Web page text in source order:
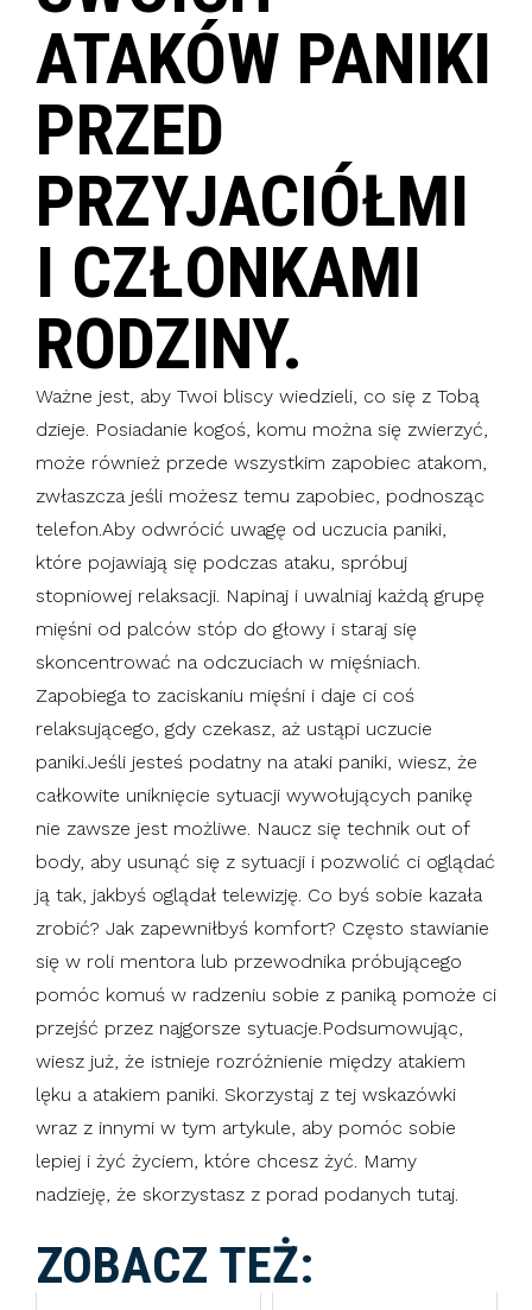
ATAKÓW PANIKI
PRZED
PRZYJACIÓŁMI
I CZŁONKAMI
RODZINY.
Ważne jest, aby Twoi bliscy wiedzieli, co się z Tobą
dzieje. Posiadanie kogoś, komu można się zwierzyć,
może również przede wszystkim zapobiec atakom,
zwłaszcza jeśli możesz temu zapobiec, podnosząc
telefon.Aby odwrócić uwagę od uczucia paniki,
które pojawiają się podczas ataku, spróbuj
stopniowej relaksacji. Napinaj i uwalniaj każdą grupę
mięśni od palców stóp do głowy i staraj się
skoncentrować na odczuciach w mięśniach.
Zapobiega to zaciskaniu mięśni i daje ci coś
relaksującego, gdy czekasz, aż ustąpi uczucie
paniki.Jeśli jesteś podatny na ataki paniki, wiesz, że
całkowite uniknięcie sytuacji wywołujących panikę
nie zawsze jest możliwe. Naucz się technik out of
body, aby usunąć się z sytuacji i pozwolić ci oglądać
ją tak, jakbyś oglądał telewizję. Co byś sobie kazała
zrobić? Jak zapewniłbyś komfort? Często stawianie
się w roli mentora lub przewodnika próbującego
pomóc komuś w radzeniu sobie z paniką pomoże ci
przejść przez najgorsze sytuacje.Podsumowując,
wiesz już, że istnieje rozróżnienie między atakiem
lęku a atakiem paniki. Skorzystaj z tej wskazówki
wraz z innymi w tym artykule, aby pomóc sobie
lepiej i żyć życiem, które chcesz żyć. Mamy
nadzieję, że skorzystasz z porad podanych tutaj.
ZOBACZ TEŻ: